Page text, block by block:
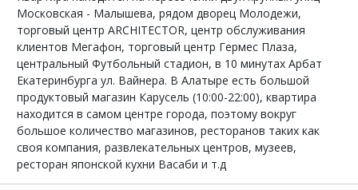
Московская - Малышева, рядом дворец Молодежи,
торговый центр ARCHITECTOR, центр обслуживания
клиентов Мегафон, торговый центр Гермес Плаза,
центральный Футбольный стадион, в 10 минутах Арбат
Екатеринбурга ул. Вайнера. В Алатыре есть большой
продуктовый магазин Карусель (10:00-22:00), квартира
находится в самом центре города, поэтому вокруг
большое количество магазинов, ресторанов таких как
своя компания, развлекательных центров, музеев,
ресторан японской кухни Васаби и т.д